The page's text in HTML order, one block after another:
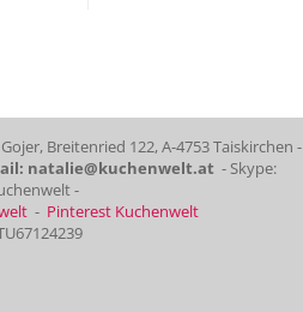
Breitenried 122, A-4753 Taiskirchen -
natalie@kuchenwelt.at - Skype:
-
- Pinterest Kuchenwelt